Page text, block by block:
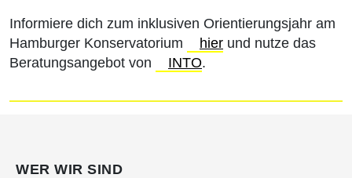
Informiere dich zum inklusiven Orientierungsjahr am
Hamburger Konservatorium
hier und nutze das
Beratungsangebot von
INTO.
WER WIR SIND